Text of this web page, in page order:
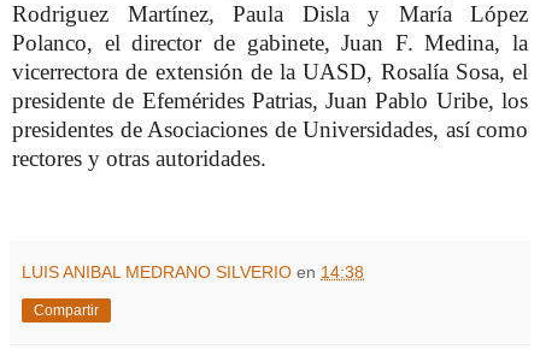
Rodriguez Martínez, Paula Disla y María López
Polanco, el director de gabinete, Juan F. Medina, la
vicerrectora de extensión de la UASD, Rosalía Sosa, el
presidente de Efemérides Patrias, Juan Pablo Uribe, los
presidentes de Asociaciones de Universidades, así como
rectores y otras autoridades.
LUIS ANIBAL MEDRANO SILVERIO en 14:38
Compartir